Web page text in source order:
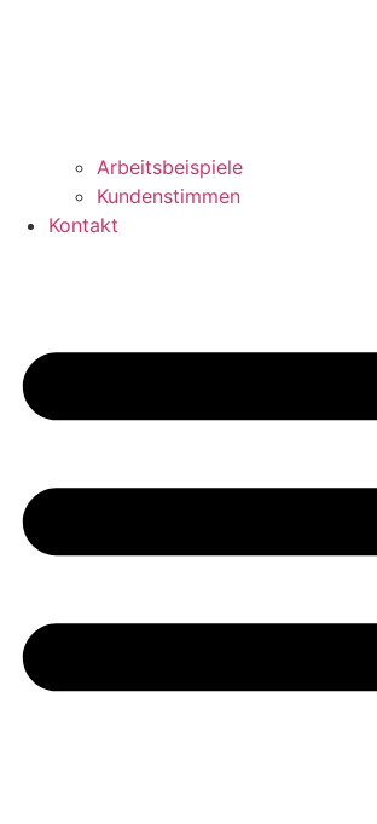
Arbeitsbeispiele
Kundenstimmen
Kontakt